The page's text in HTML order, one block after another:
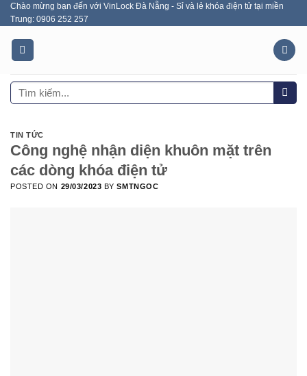
Skip
to
content
Chào mừng bạn đến với VinLock Đà Nẵng - Sỉ và lẻ khóa điện tử tại miền
Trung: 0906 252 257
Tìm
kiếm:
TIN TỨC
Công nghệ nhận diện khuôn mặt trên
các dòng khóa điện tử
POSTED ON 29/03/2023 BYSMTNGOC